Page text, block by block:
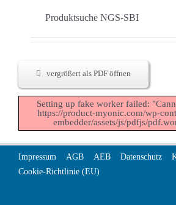
Produktsuche NGS-SBI
vergrößert als PDF öffnen
Setting up fake worker failed:
https://product-myonic.com/wp-
embedder/assets/js/pdfjs/
Impressum AGB AEB Datenschutz
Cookie-Richtlinie (EU)